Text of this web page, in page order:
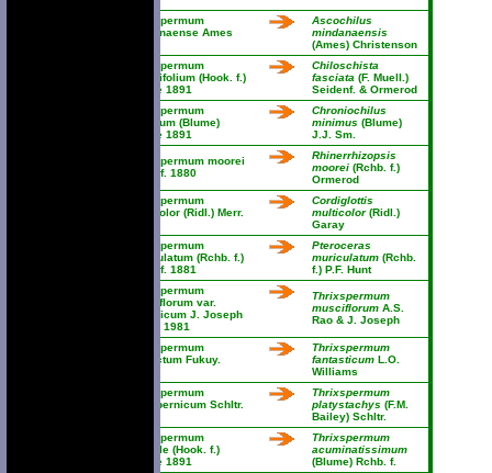
Thrixspermum
mindanaense Ames
Ascochilus
mindanaensis
(Ames) Christenson
Thrixspermum
minimifolium (Hook. f.)
Kuntze 1891
Chiloschista
fasciata (F. Muell.)
Seidenf. & Ormerod
Thrixspermum
minimum (Blume)
Kuntze 1891
Chroniochilus
minimus (Blume)
J.J. Sm.
Thrixspermum moorei
Rchb. f. 1880
Rhinerrhizopsis
moorei (Rchb. f.)
Ormerod
Thrixspermum
multicolor (Ridl.) Merr.
Cordiglottis
multicolor(Ridl.)
Garay
Thrixspermum
muriculatum (Rchb. f.)
Rchb. f. 1881
Pteroceras
muriculatum (Rchb.
f.) P.F. Hunt
Thrixspermum
musciflorum var.
nilagiricum J. Joseph
& Vajr. 1981
Thrixspermum
musciflorum A.S.
Rao & J. Joseph
Thrixspermum
neglectum Fukuy.
Thrixspermum
fantasticum L.O.
Williams
Thrixspermum
neohibernicum Schltr.
Thrixspermum
platystachys (F.M.
Bailey) Schltr.
Thrixspermum
notabile (Hook. f.)
Kuntze 1891
Thrixspermum
acuminatissimum
(Blume) Rchb. f.